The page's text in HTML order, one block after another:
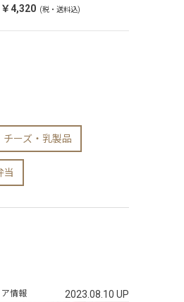
￥4,320 (税・送料込)
チーズ・乳製品
当
ア情報 2023.08.10 UP